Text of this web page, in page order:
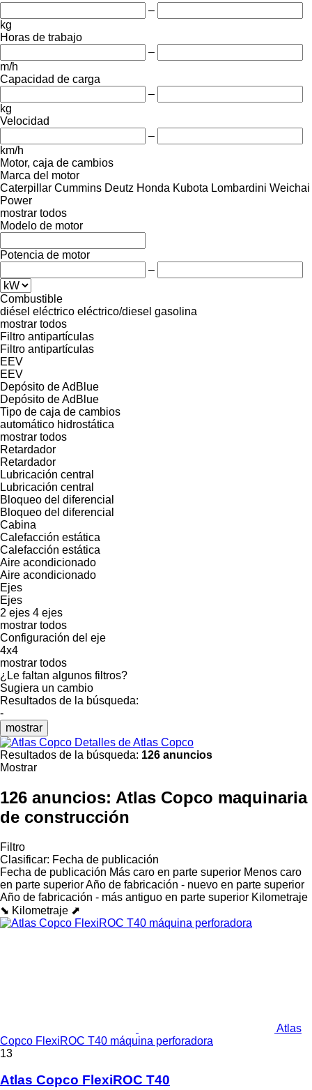
–
kg
Horas de trabajo
–
m/h
Capacidad de carga
–
kg
Velocidad
–
km/h
Motor, caja de cambios
Marca del motor
Caterpillar Cummins Deutz Honda Kubota Lombardini Weichai
Power
mostrar todos
Modelo de motor
Potencia de motor
–
Combustible
diésel eléctrico eléctrico/diesel gasolina
mostrar todos
Filtro antipartículas
Filtro antipartículas
EEV
EEV
Depósito de AdBlue
Depósito de AdBlue
Tipo de caja de cambios
automático hidrostática
mostrar todos
Retardador
Retardador
Lubricación central
Lubricación central
Bloqueo del diferencial
Bloqueo del diferencial
Cabina
Calefacción estática
Calefacción estática
Aire acondicionado
Aire acondicionado
Ejes
Ejes
2 ejes 4 ejes
mostrar todos
Configuración del eje
4x4
mostrar todos
¿Le faltan algunos filtros?
Sugiera un cambio
Resultados de la búsqueda:
-
mostrar
Detalles de Atlas Copco
Resultados de la búsqueda: 126 anuncios
Mostrar
126 anuncios: Atlas Copco maquinaria
de construcción
Filtro
Clasificar: Fecha de publicación
Fecha de publicación Más caro en parte superior Menos caro
en parte superiorAño de fabricación - nuevo en parte superior
Año de fabricación - más antiguo en parte superior Kilometraje
⬊ Kilometraje ⬈
Atlas
Copco FlexiROC T40 máquina perforadora
13
Atlas Copco FlexiROC T40